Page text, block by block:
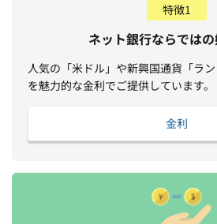
特徴1
ネット銀行ならではの
人気の「米ドル」や新興国通貨「ラ
を魅力的な金利でご提供しています。
金利